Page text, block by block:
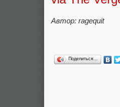
Автор: ragequit
Поделиться…